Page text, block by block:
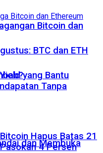
BTC dan ETH
dan Membuka
Bitcoin dan
yang Bantu
Tanpa
Hapus Batas 21
4 Persen